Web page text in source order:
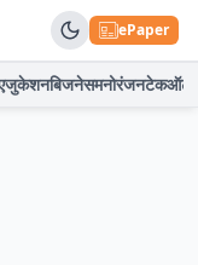
ePaper
बिजनेसमनोरंजनटेकऑटो